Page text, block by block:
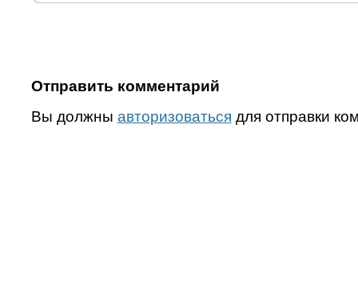
Отправить комментарий
Вы должны авторизоваться для отправки